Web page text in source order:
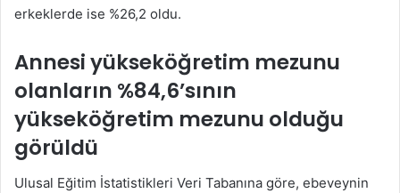
erkeklerde ise %26,2 oldu.
Annesi yükseköğretim mezunu
olanların %84,6’sının
yükseköğretim mezunu olduğu
görüldü
Ulusal Eğitim İstatistikleri Veri Tabanına göre, ebeveynin